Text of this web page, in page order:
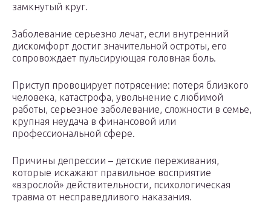
замкнутый круг.
Заболевание серьезно лечат, если внутренний
дискомфорт достиг значительной остроты, его
сопровождает пульсирующая головная боль.
Приступ провоцирует потрясение: потеря близкого
человека, катастрофа, увольнение с любимой
работы, серьезное заболевание, сложности в семье,
крупная неудача в финансовой или
профессиональной сфере.
Причины депрессии – детские переживания,
которые искажают правильное восприятие
«взрослой» действительности, психологическая
травма от несправедливого наказания.